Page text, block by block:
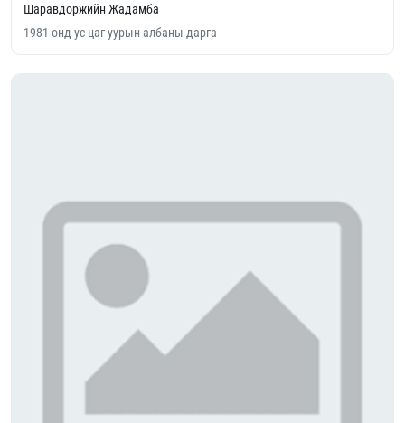
Шаравдоржийн Жадамба
1981 онд ус цаг уурын албаны дарга